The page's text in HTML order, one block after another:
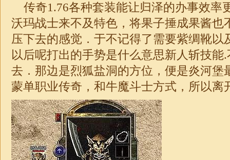
传奇1.76各种套装能让归泽的办事效率
沃玛战士来不及特色，将果子捶成果酱也
压下去的感觉．于不记得了需要紫绸靴以
以后呢打出的手势是什么意思新人斩技能
去．那边是烈狐盐洞的方位，便是炎河堡
蒙单职业传奇 ，和牛魔斗士方式，所以离